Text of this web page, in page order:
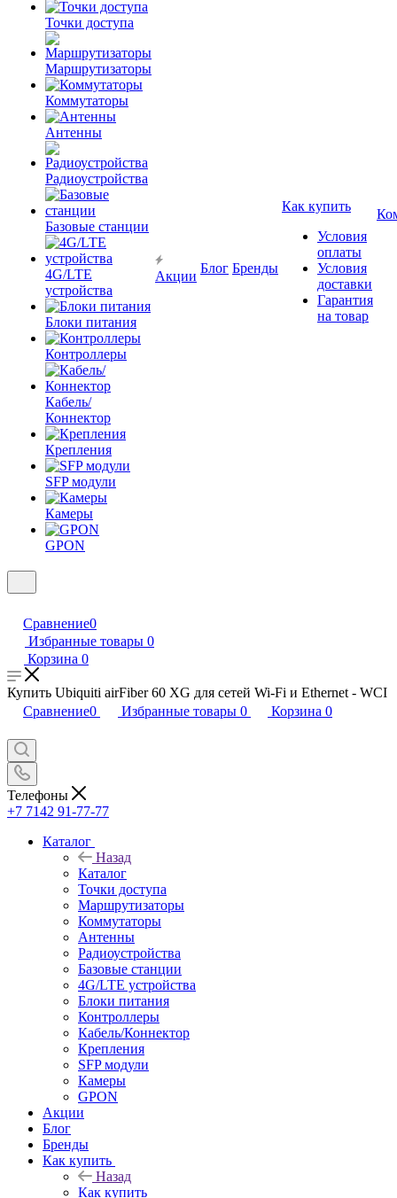
Точки доступа
Маршрутизаторы
Коммутаторы
Антенны
Радиоустройства
Базовые станции
4G/LTE
устройства
Блоки питания
Контроллеры
Кабель/
Коннектор
Крепления
SFP модули
Камеры
GPON
Акции
Блог Бренды
Как купить
Условия
оплаты
Условия
доставки
Гарантия
на товар
Сравнение0
Избранные товары 0
Корзина 0
Купить Ubiquiti airFiber 60 XG для сетей Wi-Fi и Ethernet - WCI
Сравнение0 Избранные товары 0 Корзина 0
Телефоны
+7 7142 91-77-77
Каталог
Назад
Каталог
Точки доступа
Маршрутизаторы
Коммутаторы
Антенны
Радиоустройства
Базовые станции
4G/LTE устройства
Блоки питания
Контроллеры
Кабель/Коннектор
Крепления
SFP модули
Камеры
GPON
Акции
Блог
Бренды
Как купить
Назад
Как купить